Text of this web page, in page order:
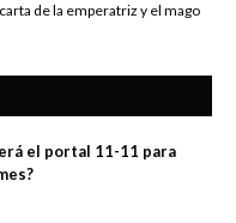
de la emperatriz y el mago
el portal 11-11 para